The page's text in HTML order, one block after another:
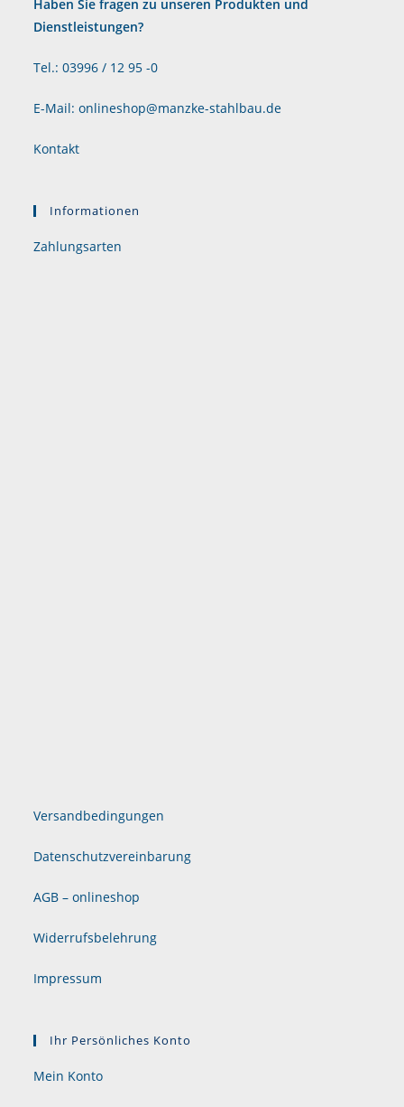
Haben Sie fragen zu unseren Produkten und
Dienstleistungen?
Tel.: 03996 / 12 95 -0
E-Mail: onlineshop@manzke-stahlbau.de
Kontakt
Informationen
Zahlungsarten
Versandbedingungen
Datenschutzvereinbarung
AGB – onlineshop
Widerrufsbelehrung
Impressum
Ihr Persönliches Konto
Mein Konto